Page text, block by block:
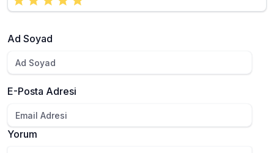
Ad Soyad
E-Posta Adresi
Yorum